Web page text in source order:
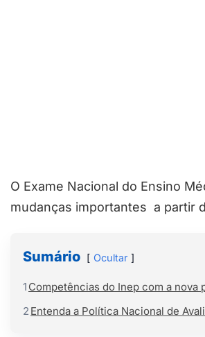
O Exame Nacional do Ensino
mudanças importantes a partir
Sumário Ocultar
1 Competências do Inep com a nova
2 Entenda a Política Nacional de